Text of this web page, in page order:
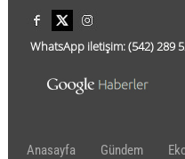
WhatsApp iletişim:(542)289
Anasayfa Gündem